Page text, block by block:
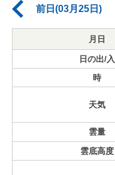
前日(03月25日)
月日
日の出/入
時
天気
雲量
雲底高度